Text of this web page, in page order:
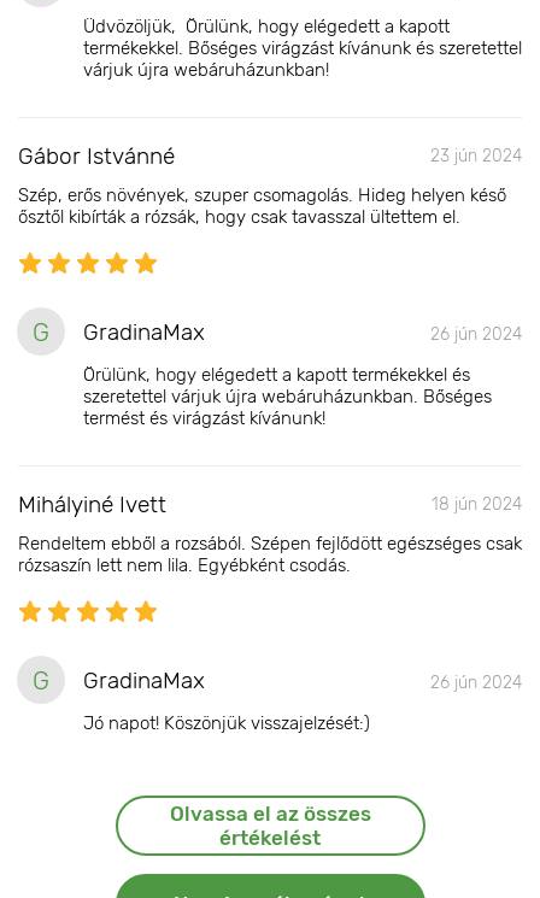
Üdvözöljük, Örülünk, hogy elégedett a kapott
termékekkel. Bőséges virágzást kívánunk és szeretettel
várjuk újra webáruházunkban!
Gábor Istvánné 23 jún 2024
Szép, erős növények, szuper csomagolás. Hideg helyen késő
ősztől kibírták a rózsák, hogy csak tavasszal ültettem el.
G GradinaMax 26 jún 2024
Örülünk, hogy elégedett a kapott termékekkel és
szeretettel várjuk újra webáruházunkban. Bőséges
termést és virágzást kívánunk!
Mihályiné Ivett 18 jún 2024
Rendeltem ebből a rozsából. Szépen fejlődött egészséges csak
rózsaszín lett nem lila. Egyébként csodás.
G GradinaMax 26 jún 2024
Jó napot! Köszönjük visszajelzését:)
Olvassa el az összes
értékelést